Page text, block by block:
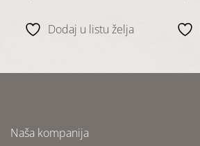
Dodaj u listu želja
Naša kompanija